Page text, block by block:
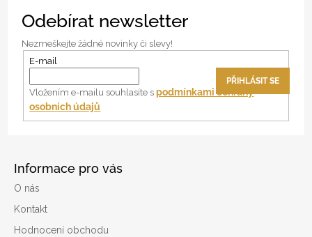
Informace pro vás
O nás
Kontakt
Hodnocení obchodu
Odebírat newsletter
Nezmeškejte žádné novinky či slevy!
E-mail
Vložením e-mailu souhlasíte spodmínkami ochrany
osobních údajů
PŘIHLÁSIT SE